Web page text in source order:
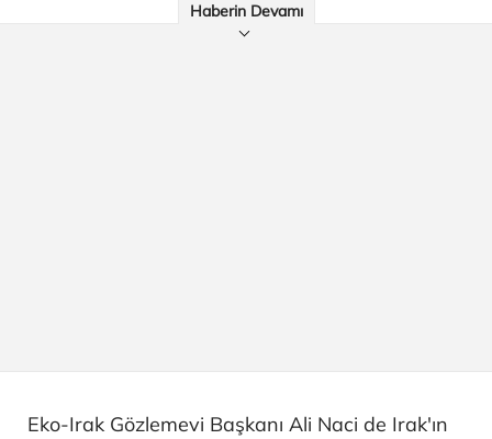
Haberin Devamı
Eko-Irak Gözlemevi Başkanı Ali Naci de Irak'ın